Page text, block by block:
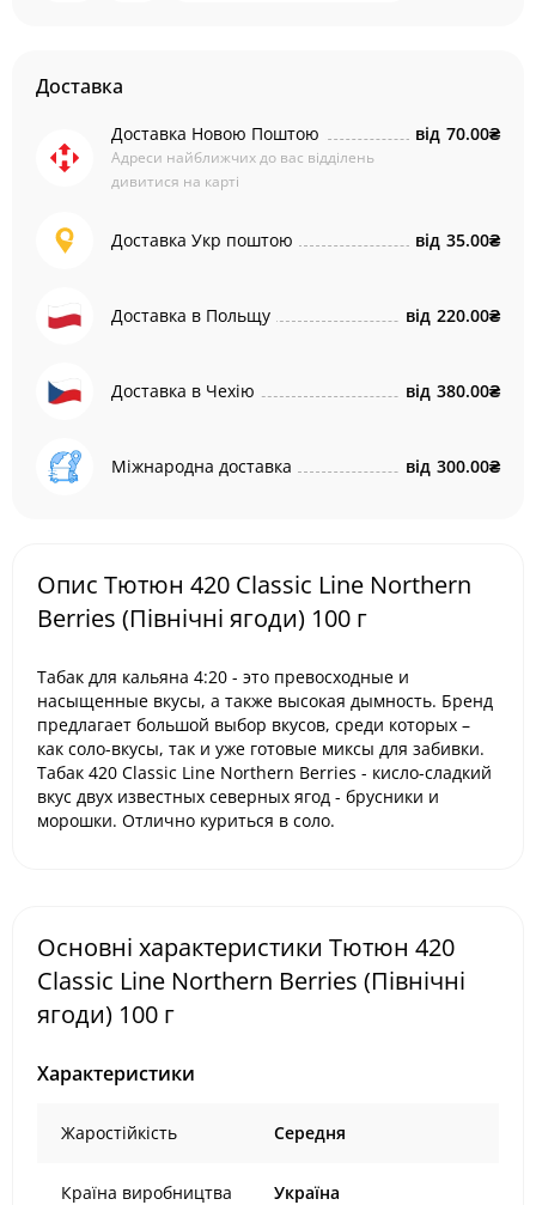
Доставка
Доставка Новою Поштою
Адреси найближчих до вас відділень
дивитися на карті
від 70.00₴
Доставка Укр поштою від 35.00₴
Доставка в Польщу від 220.00₴
Доставка в Чехію від 380.00₴
Міжнародна доставка від 300.00₴
Опис Тютюн 420 Classic Line Northern
Berries (Північні ягоди) 100 г
Табак для кальяна 4:20 - это превосходные и
насыщенные вкусы, а также высокая дымность. Бренд
предлагает большой выбор вкусов, среди которых –
как соло-вкусы, так и уже готовые миксы для забивки.
Табак 420 Classic Line Northern Berries - кисло-сладкий
вкус двух известных северных ягод - брусники и
морошки. Отлично куриться в соло.
Основні характеристики Тютюн 420
Classic Line Northern Berries (Північні
ягоди) 100 г
Характеристики
Жаростійкість Середня
Країна виробництва Україна